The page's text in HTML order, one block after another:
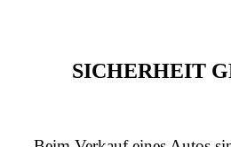
SICHERHEIT